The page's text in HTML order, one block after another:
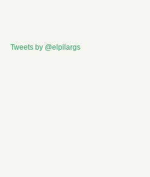
Tweets by @elpilargs